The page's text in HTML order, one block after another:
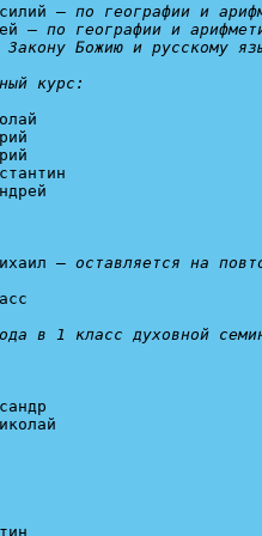
– по географии и
– по географии и
Закону Божию и русскому
курс:
– оставляется на
в 1 класс духовной